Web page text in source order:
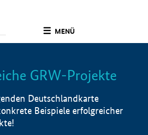
MENÜ
Info
GRW-Projekte
Deutschlandkarte
Beispiele erfolgreicher